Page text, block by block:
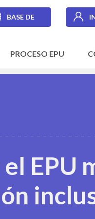
BASE DE
PROCESO EPU
EPU